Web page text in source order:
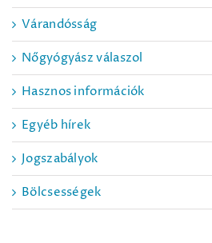
Várandósság
Nőgyógyász válaszol
Hasznos információk
Egyéb hírek
Jogszabályok
Bölcsességek